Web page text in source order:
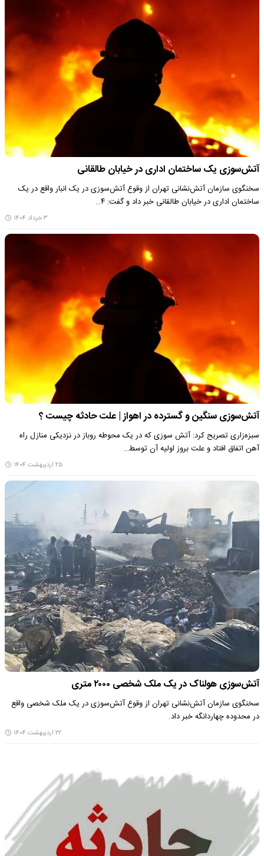
آتش‌سوزی یک ساختمان اداری در خیابان طالقانی
سخنگوی سازمان آتش‌نشانی تهران از وقوع آتش‌سوزی در یک انبار واقع در یک
ساختمان اداری در خیابان طالقانی خبر داد و گفت: ۴…
۳ خرداد ۱۴۰۴
آتش‌سوزی سنگین و گسترده در اهواز | علت حادثه چیست ؟
سبزه‌زاری تصریح کرد: آتش سوزی که در یک محوطه روباز در نزدیکی منازل راه
آهن اتفاق افتاد و علت بروز اولیه آن توسط…
۲۵ اردیبهشت ۱۴۰۴
آتش‌سوزی هولناک در یک ملک شخصی ۲۰۰۰ متری
سخنگوی سازمان آتش‌نشانی تهران از وقوع آتش‌سوزی در یک ملک شخصی واقع
در محدوده چهاردانگه خبر داد.
۲۲ اردیبهشت ۱۴۰۴